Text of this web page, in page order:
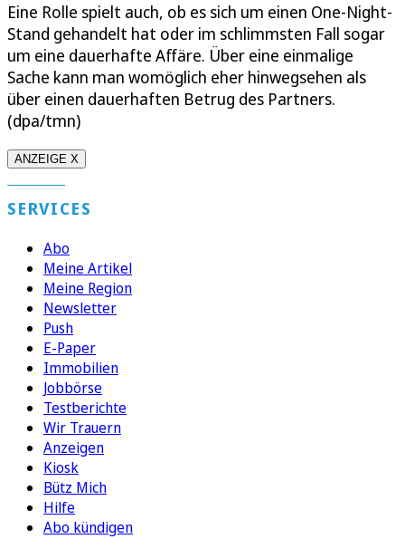
Eine Rolle spielt auch, ob es sich um einen One-Night-
Stand gehandelt hat oder im schlimmsten Fall sogar
um eine dauerhafte Affäre. Über eine einmalige
Sache kann man womöglich eher hinwegsehen als
über einen dauerhaften Betrug des Partners.
(dpa/tmn)
ANZEIGE X
SERVICES
Abo
Meine Artikel
Meine Region
Newsletter
Push
E-Paper
Immobilien
Jobbörse
Testberichte
Wir Trauern
Anzeigen
Kiosk
Bütz Mich
Hilfe
Abo kündigen